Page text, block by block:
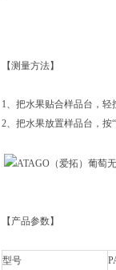
【测量方法】
1、把水果贴合样品台，轻
2、把水果放置样品台，按
【产品参数】
型号